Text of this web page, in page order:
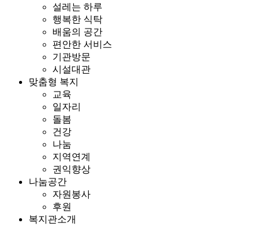
설레는 하루
행복한 식탁
배움의 공간
편안한 서비스
기관방문
시설대관
맞춤형 복지
교육
일자리
돌봄
건강
나눔
지역연계
권익향상
나눔공간
자원봉사
후원
복지관소개